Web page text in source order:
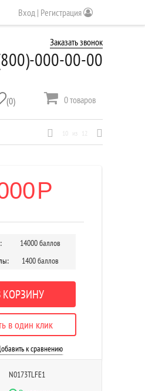
Вход | Регистрация
Заказать звонок
000-00-00
(0) 0товаров
10 из 12
Р
14000 баллов
1400 баллов
КОРЗИНУ
в один клик
к сравнению
N0173TLFE1